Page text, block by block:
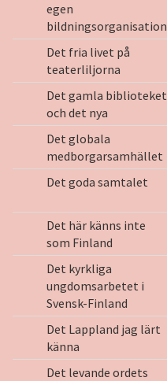
egen
bildningsorganisation
Det fria livet på
teaterliljorna
Det gamla biblioteket
och det nya
Det globala
medborgarsamhället
Det goda samtalet
Det här känns inte
som Finland
Det kyrkliga
ungdomsarbetet i
Svensk-Finland
Det Lappland jag lärt
känna
Det levande ordets